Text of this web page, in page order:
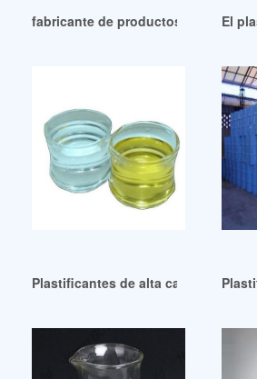
fabricante de productos químicos
El
Plastificantes de alta calidad